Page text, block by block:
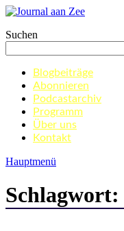
Zum
springen
Journal aan Zee
Suchen
Blogbeiträge
Abonnieren
Podcastarchiv
Programm
Über uns
Kontakt
Hauptmenü
Schlagwort: